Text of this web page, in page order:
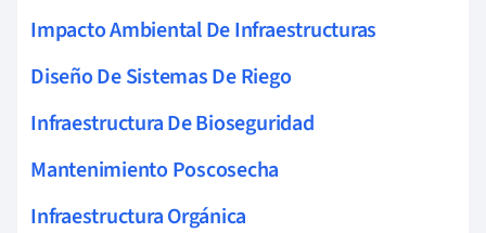
Impacto Ambiental De Infraestructuras
Diseño De Sistemas De Riego
Infraestructura De Bioseguridad
Mantenimiento Poscosecha
Infraestructura Orgánica